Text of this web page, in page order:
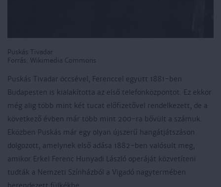
Puskás Tivadar
Forrás: Wikimedia Commons
Puskás Tivadar öccsével, Ferenccel együtt 1881-ben
Budapesten is kialakította az első telefonközpontot. Ez ekkor
még alig több mint két tucat előfizetővel rendelkezett, de a
következő évben már több mint 200-ra bővült a számuk.
Eközben Puskás már egy olyan újszerű hangátjátszáson
dolgozott, amelynek első adása 1882-ben valósult meg,
amikor Erkel Ferenc Hunyadi László operáját közvetíteni
tudták a Nemzeti Színházból a Vigadó nagytermében